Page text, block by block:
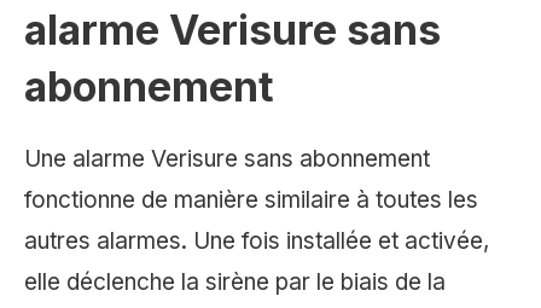
alarme Verisure sans
abonnement
Une alarme Verisure sans abonnement
fonctionne de manière similaire à toutes les
autres alarmes. Une fois installée et activée,
elle déclenche la sirène par le biais de la